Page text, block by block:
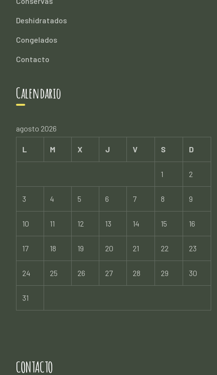
Deshidratados
Congelados
Contacto
Calendario
agosto 2026
L M X J V S D
1 2
3 4 5 6 7 8 9
10 11 12 13 14 15 16
17 18 19 20 21 22 23
24 25 26 27 28 29 30
31
CONTACTO